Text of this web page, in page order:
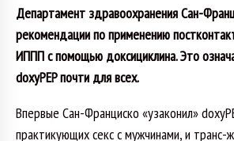
Департамент здравоохранения Сан-
рекомендации по применению
ИППП с помощью доксициклина. Это
doxyPEP почти для всех.
Впервые Сан-Франциско «узаконил»
практикующих секс с мужчинами, и